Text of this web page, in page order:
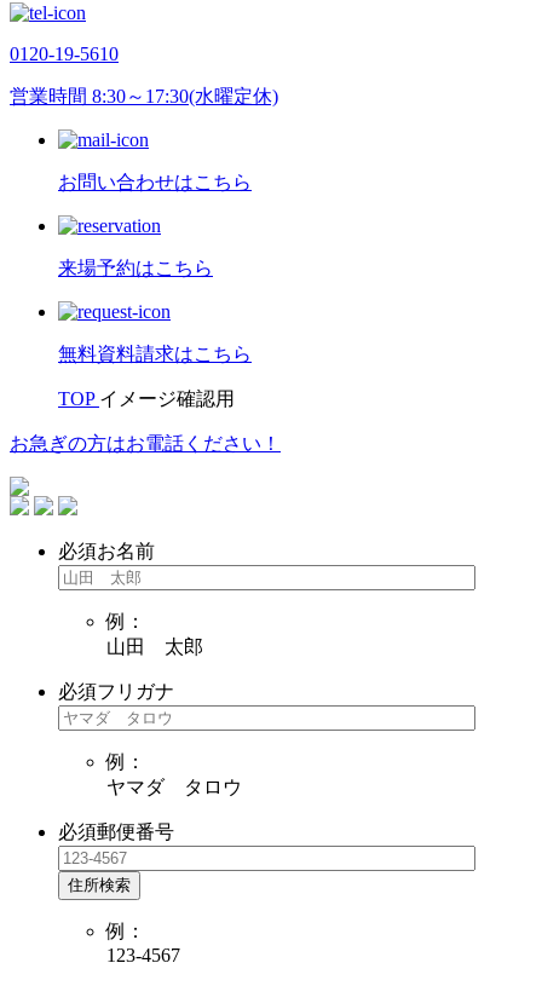
0120-19-5610
営業時間 8:30～17:30(水曜定休)
お問い合わせはこちら
来場予約はこちら
無料資料請求はこちら
TOP イメージ確認用
お急ぎの方はお電話ください！
必須お名前
例：
山田 太郎
必須フリガナ
例：
ヤマダ タロウ
必須郵便番号
住所検索
例：
123-4567